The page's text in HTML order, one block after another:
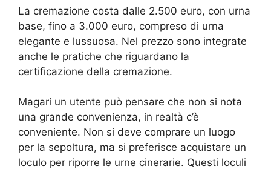
La cremazione costa dalle 2.500 euro, con urna
base, fino a 3.000 euro, compreso di urna
elegante e lussuosa. Nel prezzo sono integrate
anche le pratiche che riguardano la
certificazione della cremazione.
Magari un utente può pensare che non si nota
una grande convenienza, in realtà c’è
conveniente. Non si deve comprare un luogo
per la sepoltura, ma si preferisce acquistare un
loculo per riporre le urne cinerarie. Questi loculi